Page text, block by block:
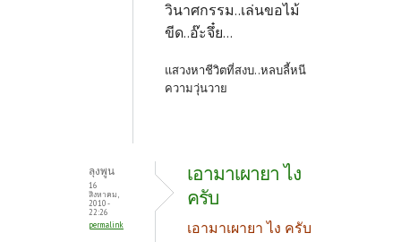
วินาศกรรม..เล่นขอไม้
ขีด..อ๊ะจึ๋ย...
แสวงหาชีวิตที่สงบ..หลบลี้หนี
ความวุ่นวาย
ลุงพูน
16
สิงหาคม,
2010 -
22:26
permalink
เอามาเผายา ไง
ครับ
เอามาเผายา ไง ครับ